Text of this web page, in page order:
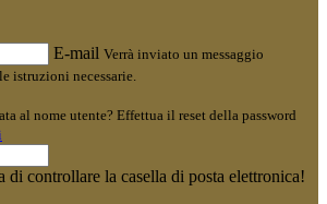
E-mail Verrà inviato un messaggio
istruzioni necessarie.
al nome utente? Effettua il reset della password
di controllare la casella di posta elettronica!